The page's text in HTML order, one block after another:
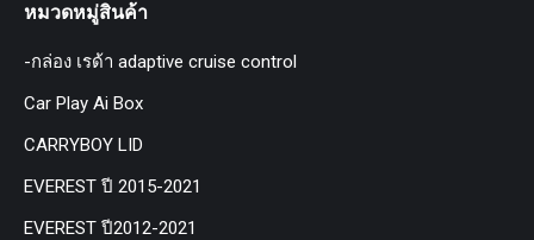
หมวดหมู่สินค้า
-กล่อง เรด้า adaptive cruise control
Car Play Ai Box
CARRYBOY LID
EVEREST ปี 2015-2021
EVEREST ปี2012-2021